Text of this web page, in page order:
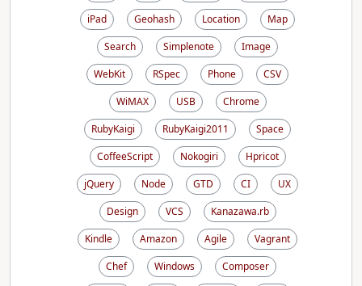
iPad
Geohash Location
Map
Search
Simplenote
Image
WebKit
RSpec Phone
CSV
WiMAX
USB
Chrome
RubyKaigi
RubyKaigi2011
Space
CoffeeScript
Nokogiri
Hpricot
jQuery
Node GTD CI
UX
Design
VCS
Kanazawa.rb
Kindle
Amazon Agile
Vagrant
Chef
Windows
Composer